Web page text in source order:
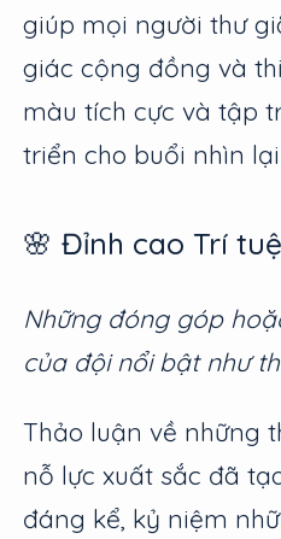
giúp mọi người thư
giác cộng đồng và
màu tích cực và tập
triển cho buổi nhìn
🌸 Đỉnh cao Trí tuệ
Những đóng góp
của đội nổi bật như
Thảo luận về những
nỗ lực xuất sắc đã
đáng kể, kỷ niệm